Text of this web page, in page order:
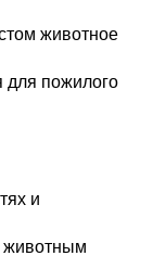
животное
для пожилого
и
животным